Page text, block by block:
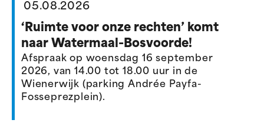
05.08.2026
‘Ruimte voor onze rechten’ komt
naar Watermaal-Bosvoorde!
Afspraak op woensdag 16 september
2026, van 14.00 tot 18.00 uur in de
Wienerwijk (parking Andrée Payfa-
Fosseprezplein).